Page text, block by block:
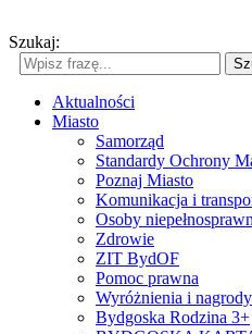
Szukaj:
Aktualności
Miasto
Samorząd
Standardy Ochrony
Poznaj Miasto
Komunikacja i
Osoby
Zdrowie
ZIT BydOF
Pomoc prawna
Wyróżnienia i nagrody
Bydgoska Rodzina 3+